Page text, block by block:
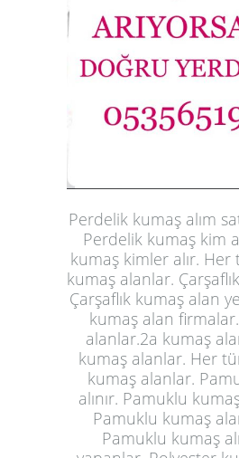
Perdelik kumaş alım
Perdelik kumaş kim
kumaş kimler alır. Her
kumaş alanlar.
Çarşaflık kumaş alan
kumaş alan
alanlar.2a kumaş
kumaş alanlar. Her
kumaş alanlar.
alınır. Pamuklu
Pamuklu kumaş
Pamuklu kumaş